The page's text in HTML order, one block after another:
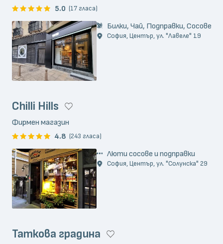
5.0 (17 гласа)
Билки, Чай, Подправки, Сосове
София, Център, ул. "Лавеле" 19
Chilli Hills
Фирмен магазин
4.8 (243 гласа)
Люти сосове и подправки
София, Център, ул. "Солунска" 29
Таткова градина